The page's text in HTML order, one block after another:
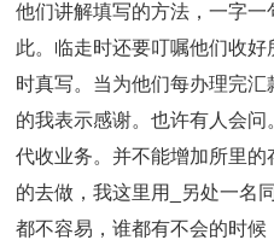
他们讲解填写的方法，一字
此。临走时还要叮嘱他们收
时真写。当为他们每办理完
的我表示感谢。也许有人会
代收业务。并不能增加所里
的去做，我这里用_另处一名
都不容易，谁都有不会的时候